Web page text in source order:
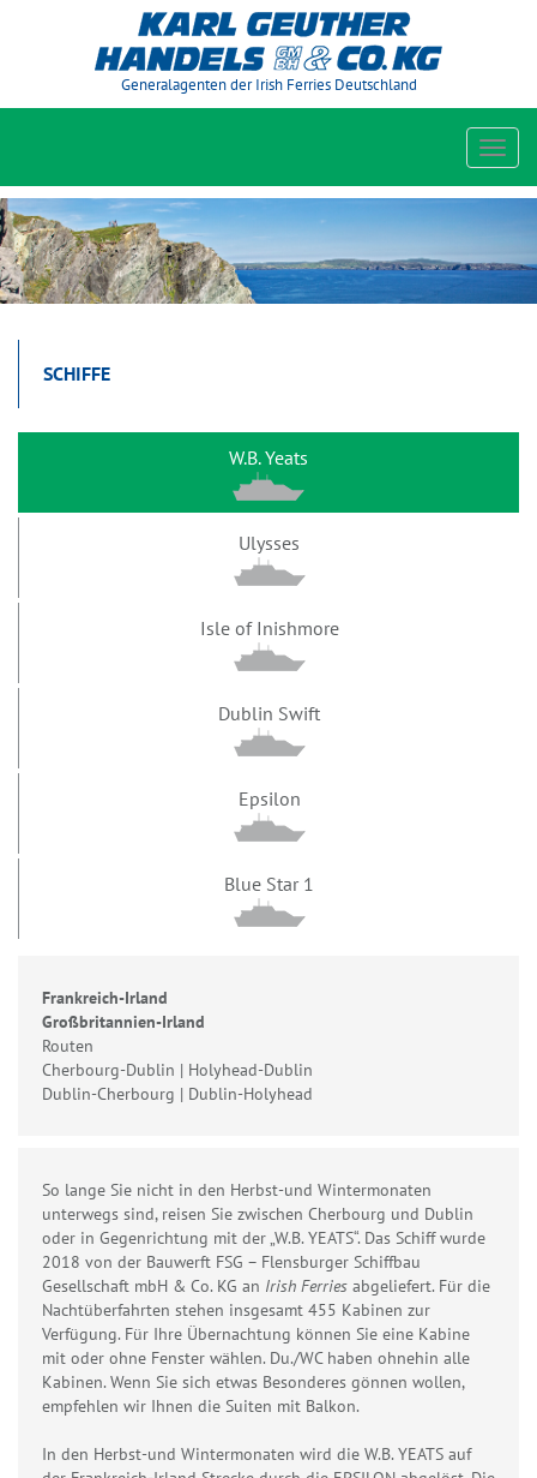
Generalagenten der Irish Ferries Deutschland
SCHIFFE
W.B. Yeats
Ulysses
Isle of Inishmore
Dublin Swift
Epsilon
Blue Star 1
Frankreich-Irland
Großbritannien-Irland
Routen
Cherbourg-Dublin | Holyhead-Dublin
Dublin-Cherbourg | Dublin-Holyhead
So lange Sie nicht in den Herbst-und Wintermonaten
unterwegs sind, reisen Sie zwischen Cherbourg und Dublin
oder in Gegenrichtung mit der „W.B. YEATS“. Das Schiff wurde
2018 von der Bauwerft FSG – Flensburger Schiffbau
Gesellschaft mbH & Co. KG an Irish Ferries abgeliefert. Für die
Nachtüberfahrten stehen insgesamt 455 Kabinen zur
Verfügung. Für Ihre Übernachtung können Sie eine Kabine
mit oder ohne Fenster wählen. Du./WC haben ohnehin alle
Kabinen. Wenn Sie sich etwas Besonderes gönnen wollen,
empfehlen wir Ihnen die Suiten mit Balkon.
In den Herbst-und Wintermonaten wird die W.B. YEATS auf